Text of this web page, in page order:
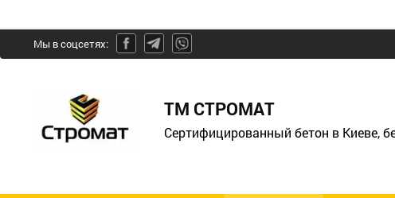
Мы в соцсетях:
ТМ СТРОМАТ
Сертифицированный бетон в Киеве,